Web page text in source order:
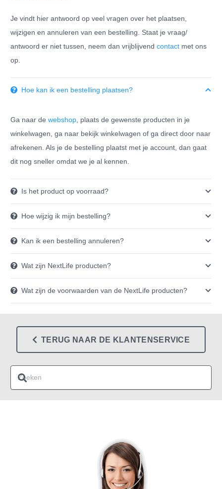
Je vindt hier antwoord op veel vragen over het plaatsen,
wijzigen en annuleren van een bestelling. Staat je vraag/
antwoord er niet tussen, neem dan vrijblijvend contact met ons
op.
Hoe kan ik een bestelling plaatsen?
Ga naar de webshop , plaats de gewenste producten in je
winkelwagen, ga naar bekijk winkelwagen of ga direct door naar
afrekenen. Als je de bestelling plaatst met je account, dan gaat
dit nog sneller omdat we je al kennen.
Is het product op voorraad?
Hoe wijzig ik mijn bestelling?
Kan ik een bestelling annuleren?
Wat zijn NextLife producten?
Wat zijn de voorwaarden van de NextLife producten?
TERUG NAAR DE KLANTENSERVICE